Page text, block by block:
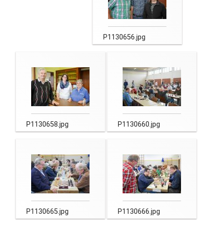
P1130656.jpg
P1130658.jpg P1130660.jpg
P1130665.jpg P1130666.jpg